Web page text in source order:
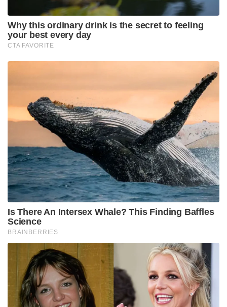
Why this ordinary drink is the secret to feeling
your best every day
CTA FAVORITE
Is There An Intersex Whale? This Finding Baffles
Science
BRAINBERRIES